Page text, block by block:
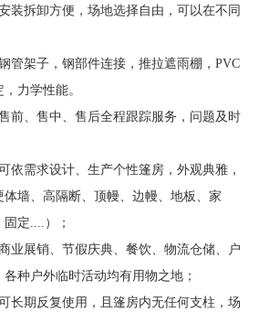
装拆卸方便，场地选择自由，可以在不同
管架子，钢部件连接，推拉遮雨棚，PVC
力学性能。
前、售中、售后全程跟踪服务，问题及时
依需求设计、生产个性篷房，外观典雅，
墙、高隔断、顶幔、边幔、地板、家
定....）；
业展销、节假庆典、餐饮、物流仓储、户
种户外临时活动均有用物之地；
长期反复使用，且篷房内无任何支柱，场